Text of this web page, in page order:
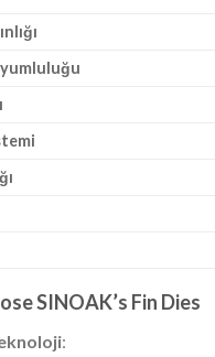
SINOAK’s Fin Dies
: